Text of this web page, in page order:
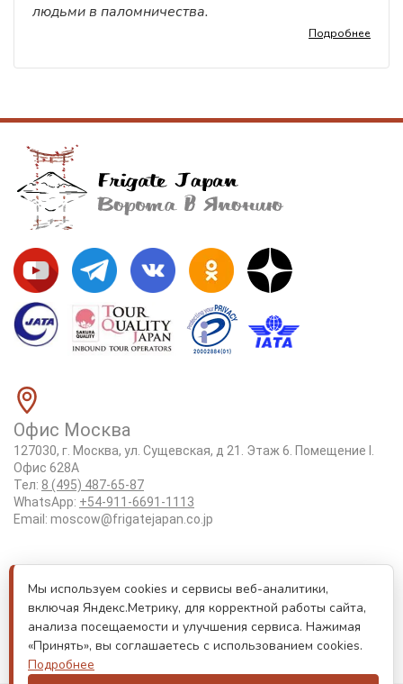
людьми в паломничества.
Подробнее
Офис Москва
127030, г. Москва, ул. Сущевская, д 21. Этаж 6. Помещение I.
Офис 628А
Тел: 8 (495) 487-65-87
WhatsApp: +54-911-6691-1113
Email: moscow@frigatejapan.co.jp
Положение об обработке персональных данных
Лицензия Tottori #3-92
Реестровый номер туроператора РТО 000170
Лицензия JATA номер 6175
Мы используем cookies и сервисы веб-аналитики,
включая Яндекс.Метрику, для корректной работы сайта,
анализа посещаемости и улучшения сервиса. Нажимая
«Принять», вы соглашаетесь с использованием cookies.
Подробнее